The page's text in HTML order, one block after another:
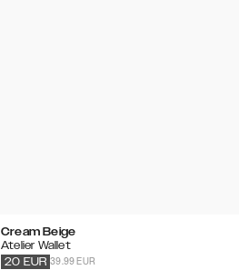
Cream Beige
Atelier Wallet
39.99 EUR
20 EUR